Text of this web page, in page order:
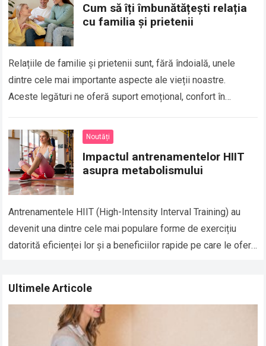
Cum să îți îmbunătățești relația
cu familia și prietenii
Relațiile de familie și prietenii sunt, fără îndoială, unele
dintre cele mai importante aspecte ale vieții noastre.
Aceste legături ne oferă suport emoțional, confort în
Noutăți
Impactul antrenamentelor HIIT
asupra metabolismului
Antrenamentele HIIT (High-Intensity Interval Training) au
devenit una dintre cele mai populare forme de exercițiu
datorită eficienței lor și a beneficiilor rapide pe care le oferă
Ultimele Articole